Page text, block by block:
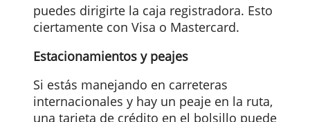
Para ello debes colocar la tarjeta en la
después de la confirmación. Luego,
puedes tomar la pistola de combustible
suplir tu carro. La máquina seguramente
arrojará un recibo y así termina el